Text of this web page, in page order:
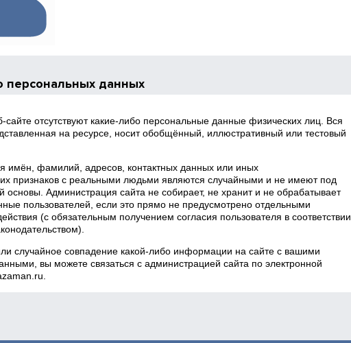
персональных данных
отсутствуют какие‑либо персональные данные физических лиц. Вся
на ресурсе, носит обобщённый, иллюстративный или тестовый
имён, фамилий, адресов, контактных данных или иных
признаков с реальными людьми являются случайными и не имеют под
основы. Администрация сайта не собирает, не хранит и не обрабатывает
пользователей, если это прямо не предусмотрено отдельными
(с обязательным получением согласия пользователя в соответствии
случайное совпадение какой‑либо информации на сайте с вашими
вы можете связаться с администрацией сайта по электронной